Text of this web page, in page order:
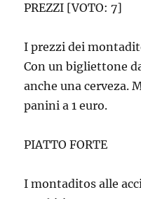
PREZZI [VOTO: 7]
I prezzi dei
Con un bigliettone
anche una cerveza.
panini a 1 euro.
PIATTO FORTE
I montaditos alle